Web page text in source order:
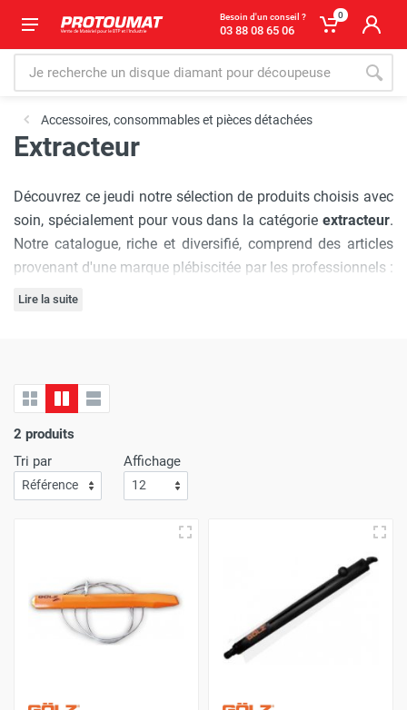
Besoin d'un conseil ?
03 88 08 65 06
0
Accessoires, consommables et pièces détachées
Extracteur
Découvrez ce jeudi notre sélection de produits choisis avec
soin, spécialement pour vous dans la catégorie extracteur.
Notre catalogue, riche et diversifié, comprend des articles
provenant d'une marque plébiscitée par les professionnels :
Gölz
, réputée pour sa qualité et son innovation.
expérience d'achat où chaque visite est synonyme
d'économie.L'efficacité de notre service de livraison est
une priorité absolue
rapidement et sans le moindre souci !
Avec Protoumat,bénéficiez d'un shopping qui allie à la
perfection des prix avantageux
et une livraison dont la rapidité vous surprendra
Lire la suite
2 produits
Tri par
Affichage